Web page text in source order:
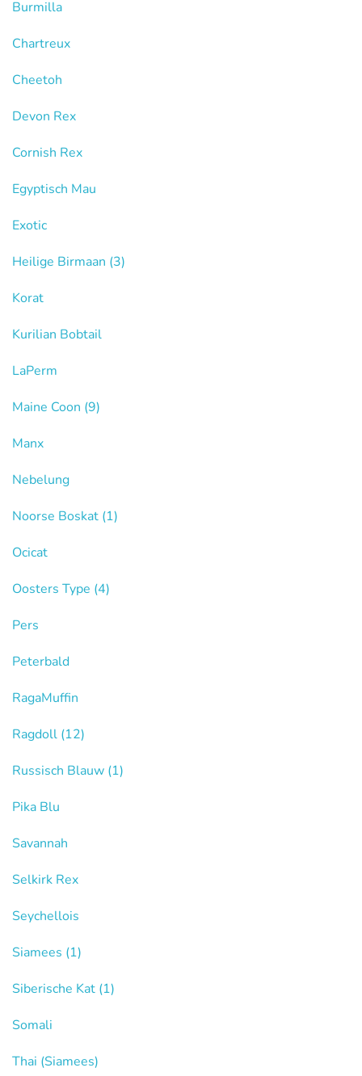
Burmilla
Chartreux
Cheetoh
Devon Rex
Cornish Rex
Egyptisch Mau
Exotic
Heilige Birmaan (3)
Korat
Kurilian Bobtail
LaPerm
Maine Coon (9)
Manx
Nebelung
Noorse Boskat (1)
Ocicat
Oosters Type (4)
Pers
Peterbald
RagaMuffin
Ragdoll (12)
Russisch Blauw (1)
Pika Blu
Savannah
Selkirk Rex
Seychellois
Siamees (1)
Siberische Kat (1)
Somali
Thai (Siamees)